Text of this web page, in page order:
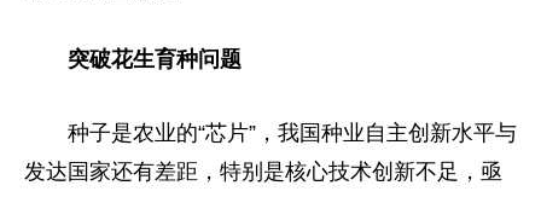
突破花生育种问题
种子是农业的“芯片”，我国种业自主创新水平与
发达国家还有差距，特别是核心技术创新不足，亟